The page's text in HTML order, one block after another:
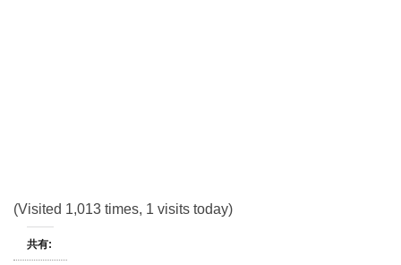
(Visited 1,013 times, 1 visits today)
共有: